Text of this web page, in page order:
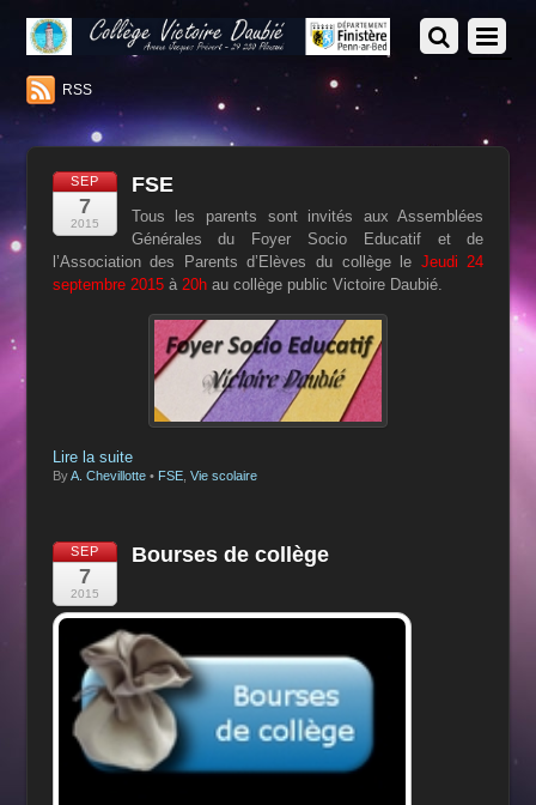
RSS
SEP
7
2015
FSE
Tous les parents sont invités aux Assemblées
Générales du Foyer Socio Educatif et de
l’Association des Parents d’Elèves du collège le Jeudi 24
septembre 2015à 20hau collège public Victoire Daubié.
Lire la suite
ByA. Chevillotte• FSE, Vie scolaire
SEP
7
2015
Bourses de collège